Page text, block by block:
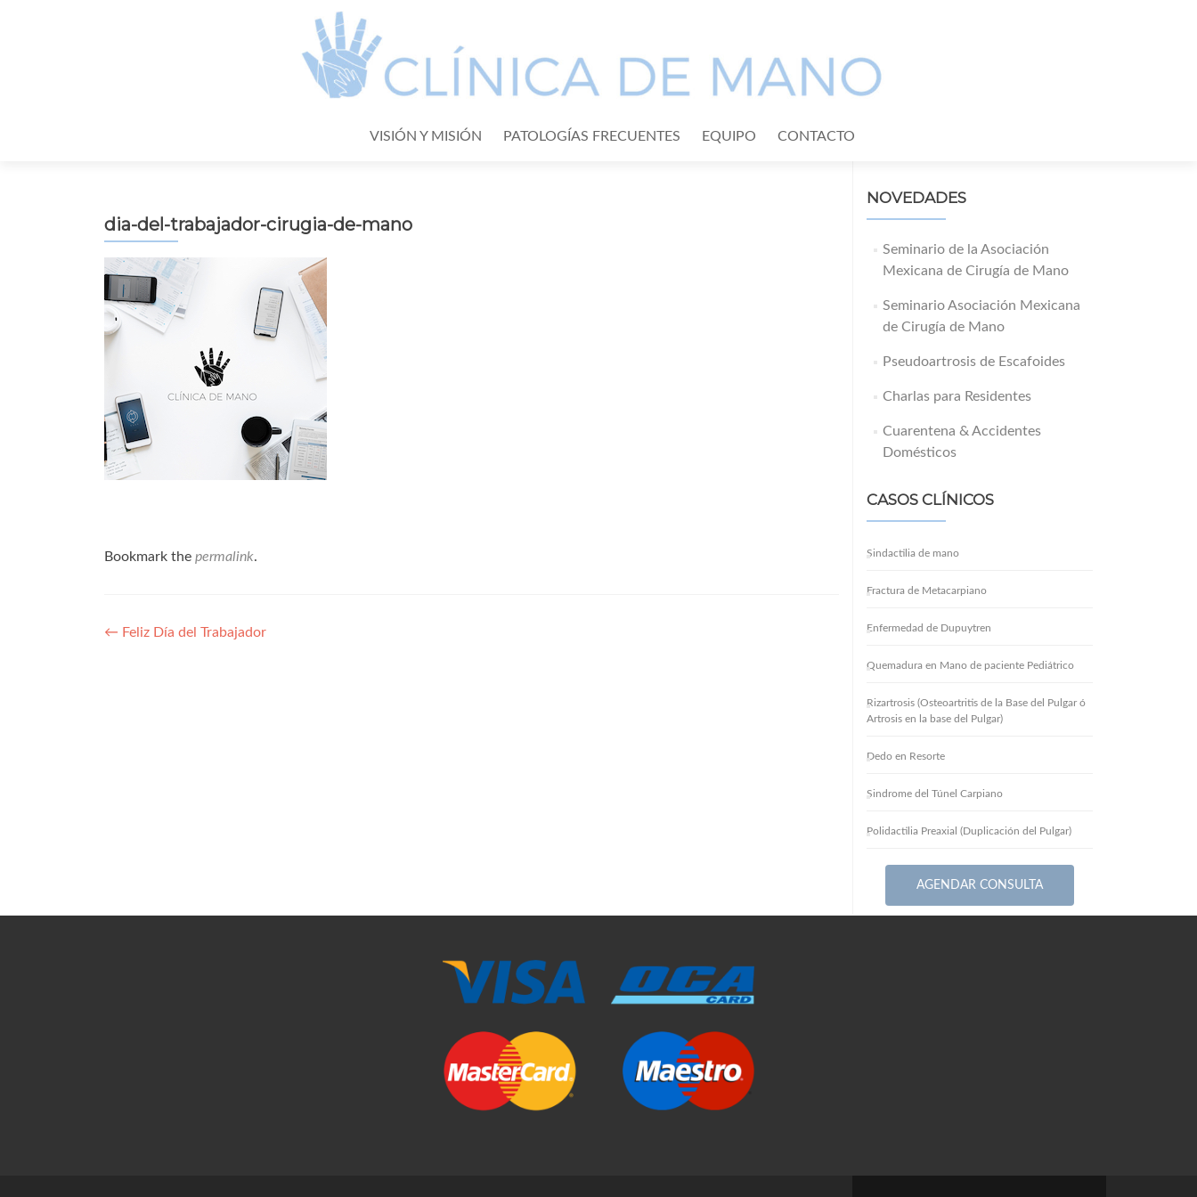
VISIÓN Y MISIÓN PATOLOGÍAS FRECUENTES EQUIPO CONTACTO
dia-del-trabajador-cirugia-de-mano
Bookmark the permalink.
Navegación
← Feliz Día del Trabajador
NOVEDADES
Seminario de la Asociación
Mexicana de Cirugía de Mano
Seminario Asociación Mexicana
de Cirugía de Mano
Pseudoartrosis de Escafoides
Charlas para Residentes
Cuarentena & Accidentes
Domésticos
CASOS CLÍNICOS
Sindactilia de mano
Fractura de Metacarpiano
Enfermedad de Dupuytren
Quemadura en Mano de paciente Pediátrico
Rizartrosis (Osteoartritis de la Base del Pulgar ó
Artrosis en la base del Pulgar)
Dedo en Resorte
Sindrome del Túnel Carpiano
Polidactilia Preaxial (Duplicación del Pulgar)
AGENDAR CONSULTA